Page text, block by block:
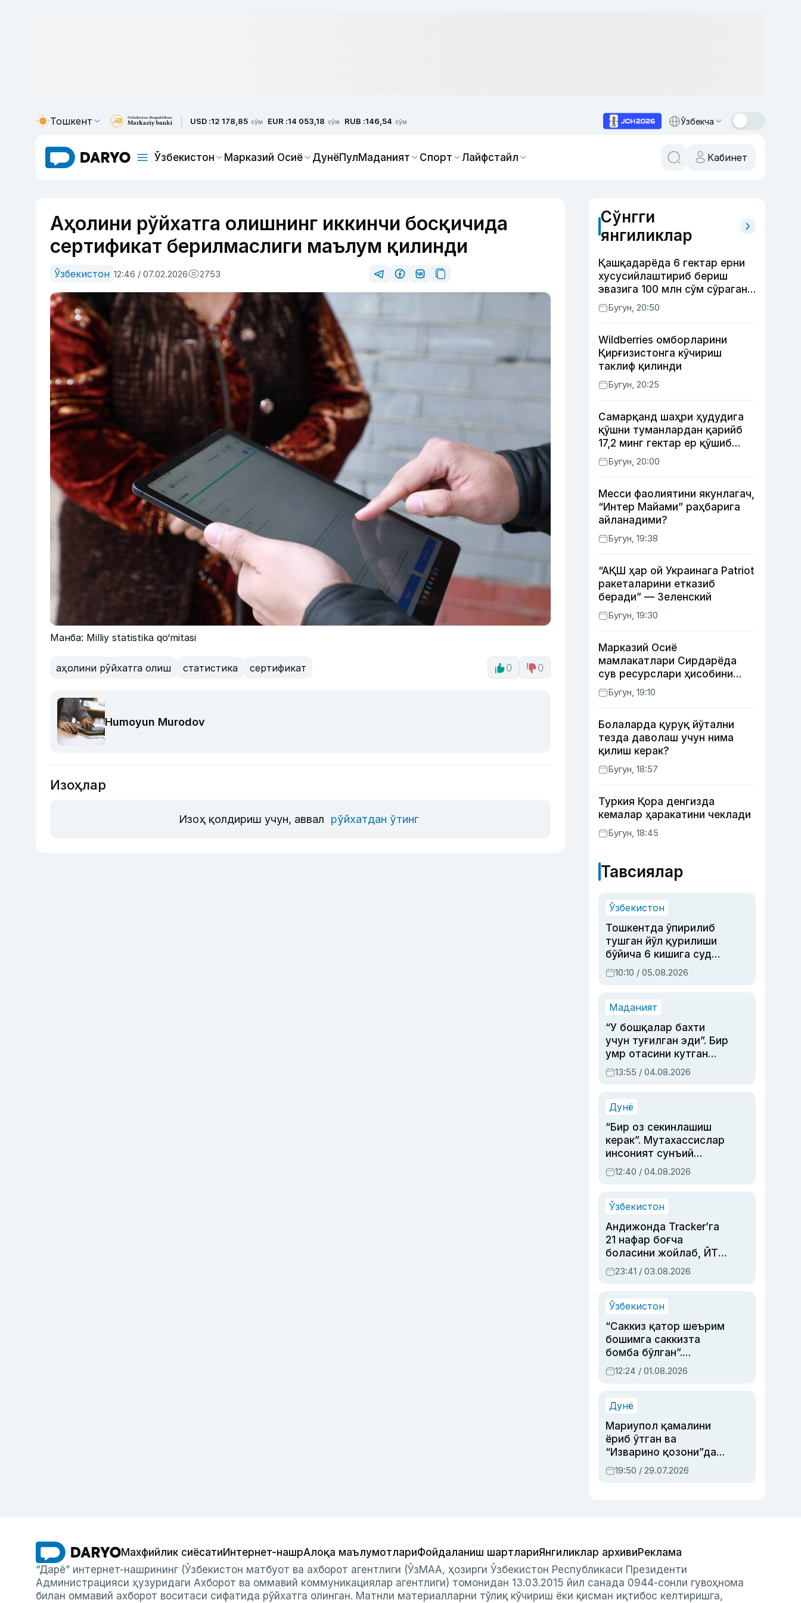
Тошкент USD :12 178,85 сўм EUR :14 053,18 сўм RUB :146,54 сўм Ўзбекча
Ўзбекистон Марказий Осиё ДунёПулМаданият Спорт Лайфстайл Кабинет
Аҳолини рўйхатга олишнинг иккинчи босқичида
сертификат берилмаслиги маълум қилинди
Ўзбекистон 12:46 / 07.02.2026 2753
Манба: Milliy statistika qo‘mitasi
аҳолини рўйхатга олиш статистика сертификат 0 0
Humoyun Murodov
Изоҳлар
Изоҳ қолдириш учун, аввал рўйхатдан ўтинг
Сўнгги
янгиликлар
Қашқадарёда 6 гектар ерни
хусусийлаштириб бериш
эвазига 100 млн сўм сўраган
шахс ушланди
Бугун, 20:50
Wildberries омборларини
Қирғизистонга кўчириш
таклиф қилинди
Бугун, 20:25
Самарқанд шаҳри ҳудудига
қўшни туманлардан қарийб
17,2 минг гектар ер қўшиб
берилади
Бугун, 20:00
Месси фаолиятини якунлагач,
“Интер Майами” раҳбарига
айланадими?
Бугун, 19:38
“АҚШ ҳар ой Украинага Patriot
ракеталарини етказиб
беради” — Зеленский
Бугун, 19:30
Марказий Осиё
мамлакатлари Сирдарёда
сув ресурслари ҳисобини
автоматлаштириш режасини
ишлаб чиқишни маъқуллади
Бугун, 19:10
Болаларда қуруқ йўтални
тезда даволаш учун нима
қилиш керак?
Бугун, 18:57
Туркия Қора денгизда
кемалар ҳаракатини чеклади
Бугун, 18:45
Тавсиялар
Ўзбекистон
Тошкентда ўпирилиб
тушган йўл қурилиши
бўйича 6 кишига суд
ҳукми ўқилди
10:10 / 05.08.2026
Маданият
“У бошқалар бахти
учун туғилган эди”. Бир
умр отасини кутган
актриса ва дубльяж
устаси Римма
синовларга тўла ҳаёти
13:55 / 04.08.2026
Дунё
“Бир оз секинлашиш
керак”. Мутахассислар
инсоният сунъий
интеллектни бошқара
олмай қолишидан
12:40 / 04.08.2026
Ўзбекистон
Андижонда Tracker’га
21 нафар боғча
боласини жойлаб, ЙТҲ
содир этган аёлга суд
ҳукми ўқилди
23:41 / 03.08.2026
Ўзбекистон
“Саккиз қатор шеърим
бошимга саккизта
бомба бўлган”.
Абдулла Ориповни
сиёсий айбловлардан
12:24 / 01.08.2026
Дунё
Мариупол қамалини
ёриб ўтган ва
“Изварино қозони”дан
чиққан қаҳрамон —
Украина армияси бош
19:50 / 29.07.2026
Махфийлик сиёсатиИнтернет-нашрАлоқа маълумотлариФойдаланиш шартлариЯнгиликлар архивиРеклама
“Дарё” интернет-нашрининг (Ўзбекистон матбуот ва ахборот агентлиги (ЎзМАА, ҳозирги Ўзбекистон Республикаси Президенти
Администрацияси ҳузуридаги Ахборот ва оммавий коммуникациялар агентлиги) томонидан 13.03.2015 йил санада 0944-сонли гувоҳнома
билан оммавий ахборот воситаси сифатида рўйхатга олинган. Матнли материалларни тўлиқ кўчириш ёки қисман иқтибос келтиришга,